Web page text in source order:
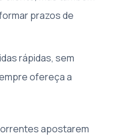
prazos de
rápidas, sem
ofereça a
apostarem